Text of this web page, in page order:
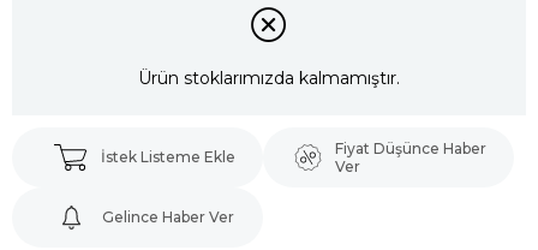
Ürün stoklarımızda kalmamıştır.
İstek Listeme Ekle
Fiyat Düşünce Haber
Ver
Gelince Haber Ver